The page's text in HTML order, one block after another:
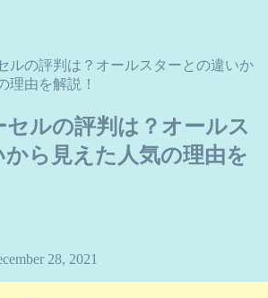
ルの評判は？オールスターとの違いか
理由を解説！
ルの評判は？オールス
ら見えた人気の理由を
28, 2021